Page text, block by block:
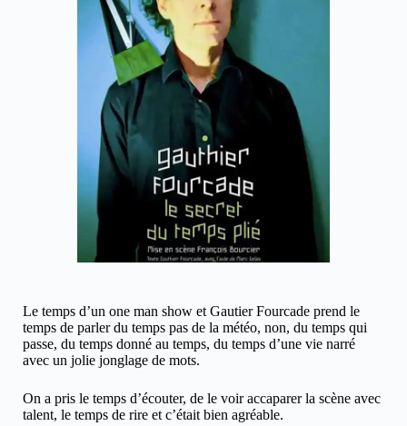
Le temps d’un one man show et Gautier Fourcade prend le
temps de parler du temps pas de la météo, non, du temps qui
passe, du temps donné au temps, du temps d’une vie narré
avec un jolie jonglage de mots.
On a pris le temps d’écouter, de le voir accaparer la scène avec
talent, le temps de rire et c’était bien agréable.